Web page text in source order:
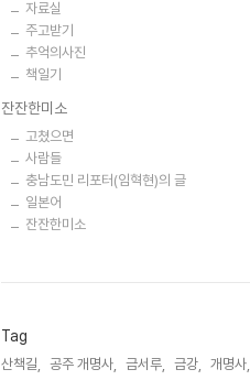
자료실
주고받기
추억의사진
책일기
잔잔한미소
고쳤으면
사람들
충남도민 리포터(임혁현)의 글
일본어
잔잔한미소
Tag
산책길, 공주 개명사, 금서루, 금강, 개명사,